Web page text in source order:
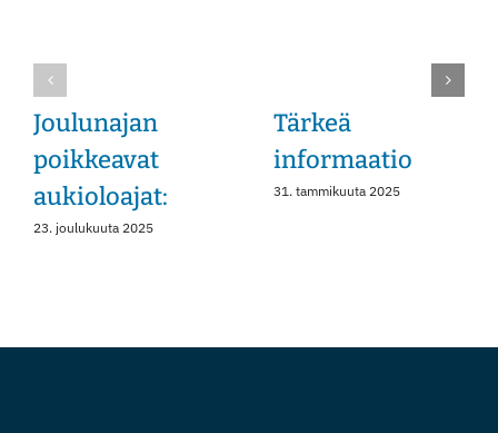
Joulunajan
poikkeavat
aukioloajat:
23. joulukuuta 2025
Tärkeä
informaatio
31. tammikuuta 2025